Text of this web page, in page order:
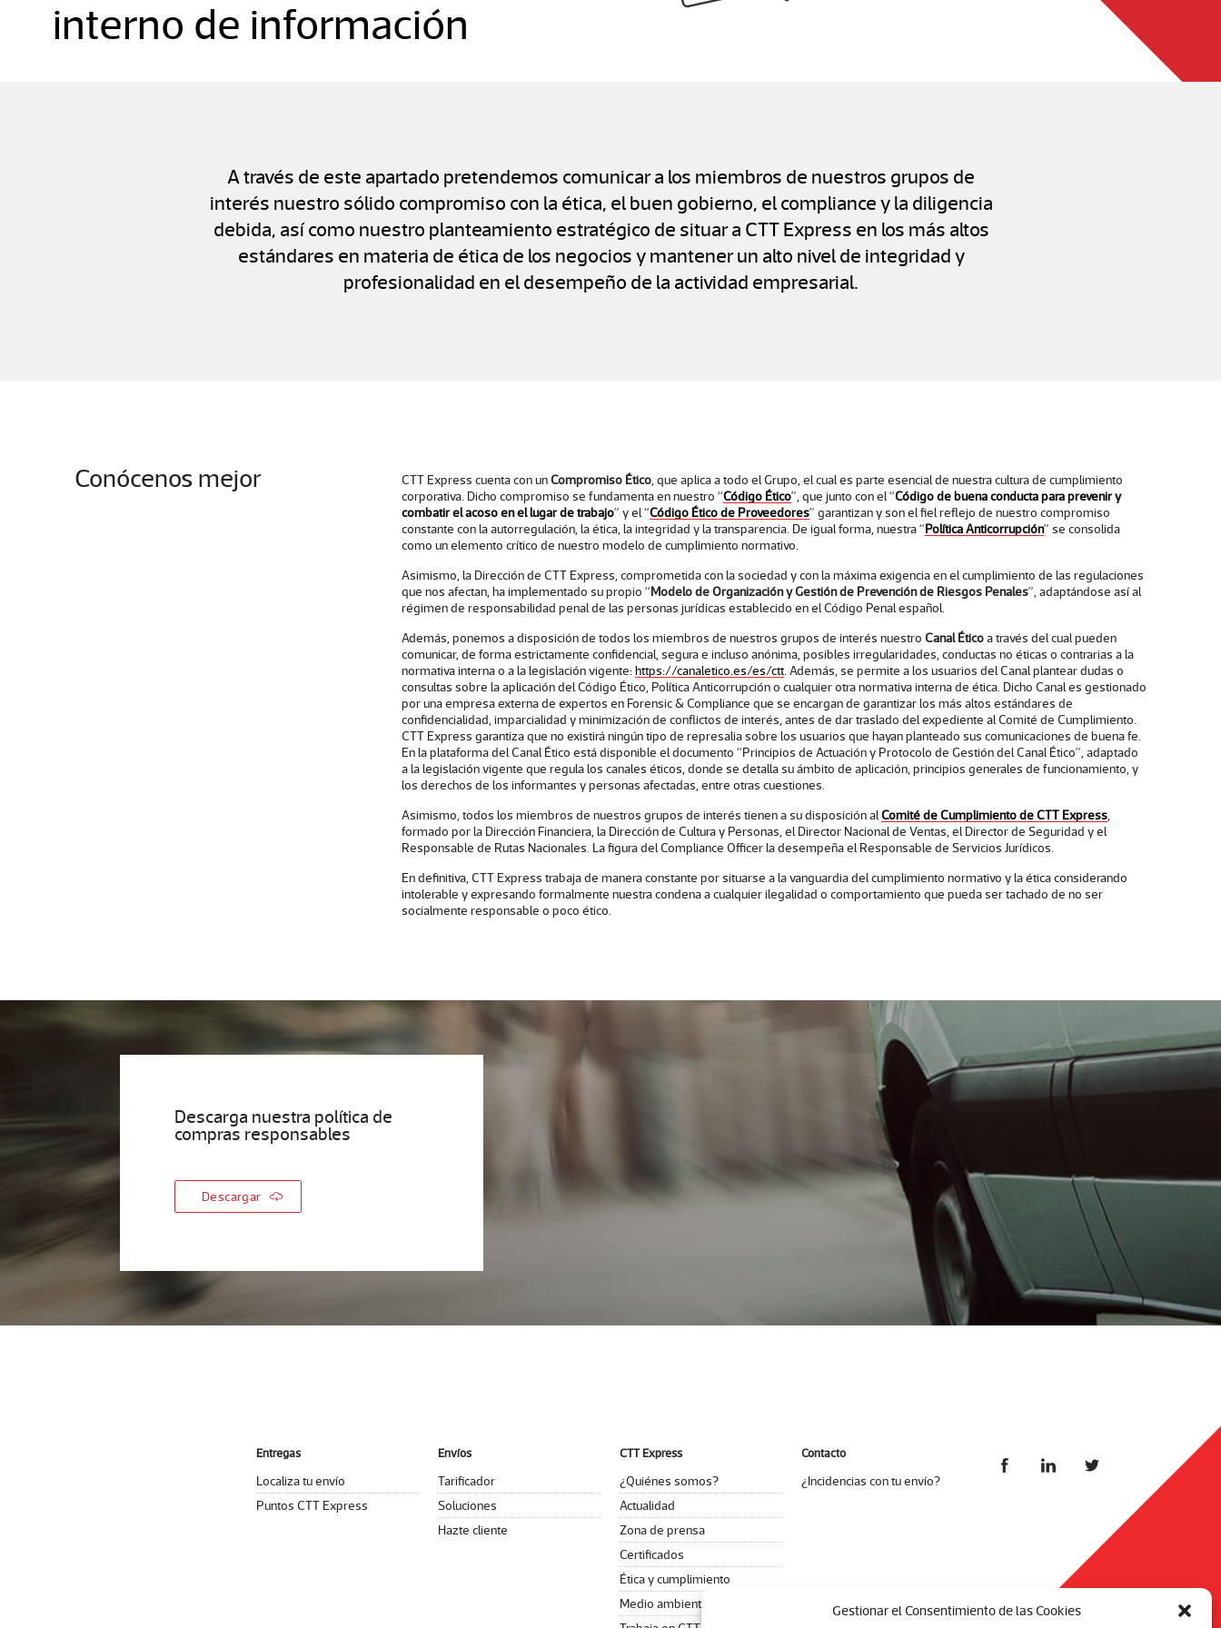
Gestionar el Consentimiento de las Cookies
interno de información
A través de este apartado pretendemos comunicar a los miembros de nuestros grupos de
interés nuestro sólido compromiso con la ética, el buen gobierno, el compliance y la diligencia
debida, así como nuestro planteamiento estratégico de situar a CTT Express en los más altos
estándares en materia de ética de los negocios y mantener un alto nivel de integridad y
profesionalidad en el desempeño de la actividad empresarial.
Conócenos mejor CTT Express cuenta con unCompromiso Ético , que aplica a todo el Grupo, el cual es parte esencial de nuestra cultura de cumplimiento
corporativa. Dicho compromiso se fundamenta en nuestro “Código Ético”, que junto con el “Código de buena conducta para prevenir y
combatir el acoso en el lugar de trabajo” y el “Código Ético de Proveedores” garantizan y son el fiel reflejo de nuestro compromiso
constante con la autorregulación, la ética, la integridad y la transparencia. De igual forma, nuestra “Política Anticorrupción” se consolida
como un elemento crítico de nuestro modelo de cumplimiento normativo.
Asimismo, la Dirección de CTT Express, comprometida con la sociedad y con la máxima exigencia en el cumplimiento de las regulaciones
que nos afectan, ha implementado su propio “Modelo de Organización y Gestión de Prevención de Riesgos Penales”, adaptándose así al
régimen de responsabilidad penal de las personas jurídicas establecido en el Código Penal español.
Además, ponemos a disposición de todos los miembros de nuestros grupos de interés nuestro Canal Éticoa través del cual pueden
comunicar, de forma estrictamente confidencial, segura e incluso anónima, posibles irregularidades, conductas no éticas o contrarias a la
normativa interna o a la legislación vigente:https://canaletico.es/es/ctt . Además, se permite a los usuarios del Canal plantear dudas o
consultas sobre la aplicación del Código Ético, Política Anticorrupción o cualquier otra normativa interna de ética. Dicho Canal es gestionado
por una empresa externa de expertos en Forensic & Compliance que se encargan de garantizar los más altos estándares de
confidencialidad, imparcialidad y minimización de conflictos de interés, antes de dar traslado del expediente al Comité de Cumplimiento.
CTT Express garantiza que no existirá ningún tipo de represalia sobre los usuarios que hayan planteado sus comunicaciones de buena fe.
En la plataforma del Canal Ético está disponible el documento “Principios de Actuación y Protocolo de Gestión del Canal Ético”, adaptado
a la legislación vigente que regula los canales éticos, donde se detalla su ámbito de aplicación, principios generales de funcionamiento, y
los derechos de los informantes y personas afectadas, entre otras cuestiones.
Asimismo, todos los miembros de nuestros grupos de interés tienen a su disposición alComité de Cumplimiento de CTT Express
formado por la Dirección Financiera, la Dirección de Cultura y Personas, el Director Nacional de Ventas, el Director de Seguridad y el
Responsable de Rutas Nacionales. La figura del Compliance Officer la desempeña el Responsable de Servicios Jurídicos.
En definitiva, CTT Express trabaja de manera constante por situarse a la vanguardia del cumplimiento normativo y la ética considerando
intolerable y expresando formalmente nuestra condena a cualquier ilegalidad o comportamiento que pueda ser tachado de no ser
socialmente responsable o poco ético.
Descarga nuestra política de
compras responsables
Descargar
Entregas
Localiza tu envío
Puntos CTT Express
Envíos
Tarificador
Soluciones
Hazte cliente
CTT Express
¿Quiénes somos?
Actualidad
Zona de prensa
Certificados
Ética y cumplimiento
Medio ambiente
Contacto
¿Incidencias con tu envío?